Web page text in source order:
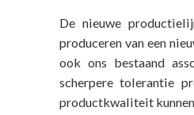
De nieuwe
produceren van een
ook ons bestaand
scherpere tolerantie
productkwaliteit kunnen